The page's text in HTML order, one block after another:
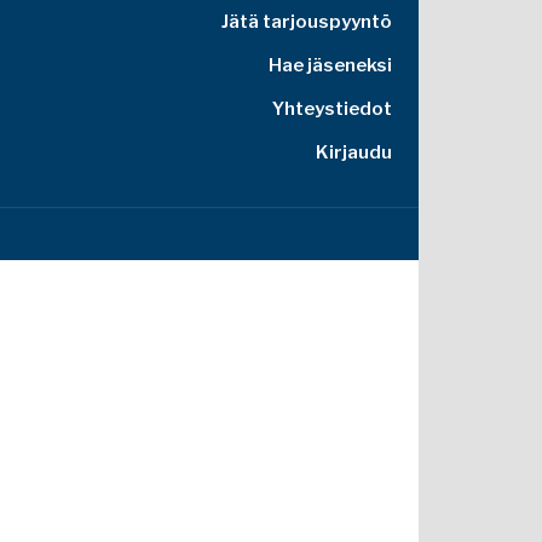
Jätä tarjouspyyntö
Hae jäseneksi
Yhteystiedot
Kirjaudu